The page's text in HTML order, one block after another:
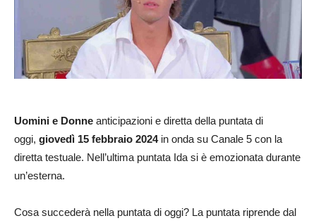
Uomini e Donne anticipazioni e diretta della puntata di
oggi, giovedì 15 febbraio 2024 in onda su Canale 5 con la
diretta testuale. Nell’ultima puntata Ida si è emozionata durante
un’esterna.
Cosa succederà nella puntata di oggi? La puntata riprende dal